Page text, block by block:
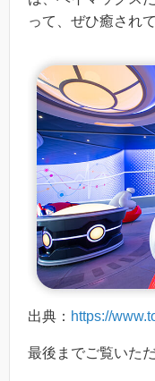
って、ぜひ癒され
出典： https://
最後までご覧いた